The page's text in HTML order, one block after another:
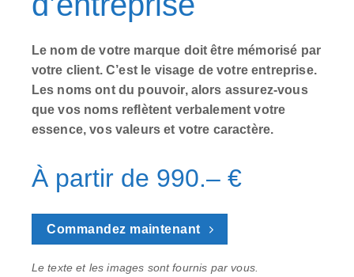
Le nom de votre marque doit être mémorisé par
votre client. C’est le visage de votre entreprise.
Les noms ont du pouvoir, alors assurez-vous
que vos noms reflètent verbalement votre
essence, vos valeurs et votre caractère.
À partir de 990.– €
Commandez maintenant
Le texte et les images sont fournis par vous.